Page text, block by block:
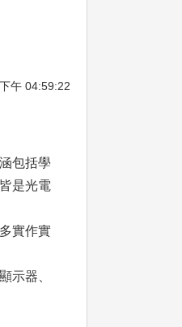
午 04:59:22
包括學
是光電
實作實
示器、